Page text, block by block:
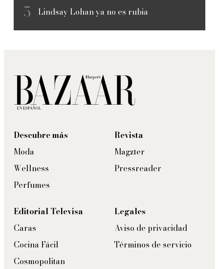
Lindsay Lohan ya no es rubia
Descubre más
Moda
Wellness
Perfumes
Revista
Magzter
Pressreader
Editorial Televisa
Caras
Cocina Fácil
Cosmopolitan
Legales
Aviso de privacidad
Términos de servicio